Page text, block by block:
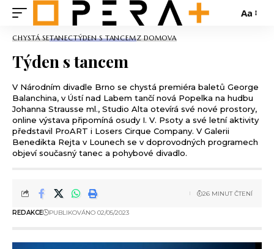
Aa
CHYSTÁ SETANECTÝDEN S TANCEMZ DOMOVA
Týden s tancem
V Národním divadle Brno se chystá premiéra baletů George
Balanchina, v Ústí nad Labem tančí nová Popelka na hudbu
Johanna Strausse ml., Studio Alta otevírá své nové prostory,
online výstava připomíná osudy I. V. Psoty a své letní aktivity
představil ProART i Losers Cirque Company. V Galerii
Benedikta Rejta v Lounech se v doprovodných programech
objeví současný tanec a pohybové divadlo.
REDAKCE PUBLIKOVÁNO 02/05/2023
26 MINUT ČTENÍ